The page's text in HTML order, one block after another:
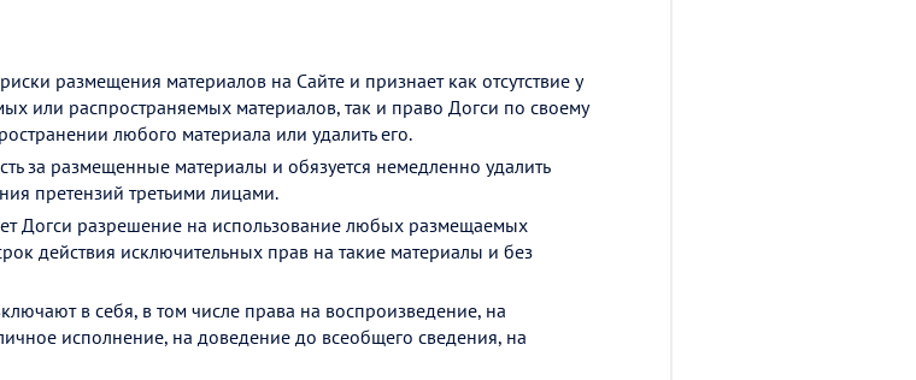
размещения материалов на Сайте и признает как отсутствие у
или распространяемых материалов, так и право Догси по своему
любого материала или удалить его.
за размещенные материалы и обязуется немедленно удалить
претензий третьими лицами.
Догси разрешение на использование любых размещаемых
действия исключительных прав на такие материалы и без
в себя, в том числе права на воспроизведение, на
исполнение, на доведение до всеобщего сведения, на